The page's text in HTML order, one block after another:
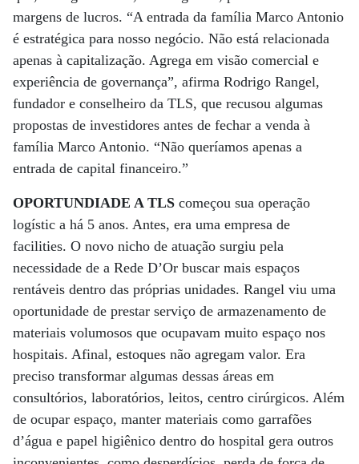
margens de lucros. “A entrada da família Marco Antonio
é estratégica para nosso negócio. Não está relacionada
apenas à capitalização. Agrega em visão comercial e
experiência de governança”, afirma Rodrigo Rangel,
fundador e conselheiro da TLS, que recusou algumas
propostas de investidores antes de fechar a venda à
família Marco Antonio. “Não queríamos apenas a
entrada de capital financeiro.”
OPORTUNDIADE A TLS começou sua operação
logístic a há 5 anos. Antes, era uma empresa de
facilities. O novo nicho de atuação surgiu pela
necessidade de a Rede D’Or buscar mais espaços
rentáveis dentro das próprias unidades. Rangel viu uma
oportunidade de prestar serviço de armazenamento de
materiais volumosos que ocupavam muito espaço nos
hospitais. Afinal, estoques não agregam valor. Era
preciso transformar algumas dessas áreas em
consultórios, laboratórios, leitos, centro cirúrgicos. Além
de ocupar espaço, manter materiais como garrafões
d’água e papel higiênico dentro do hospital gera outros